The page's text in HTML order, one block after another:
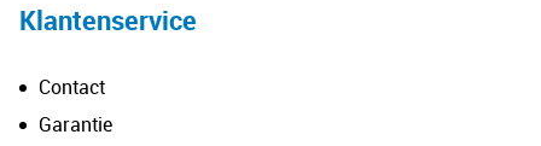
Klantenservice
Contact
Garantie